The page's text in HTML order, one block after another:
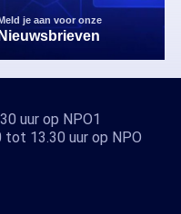
je aan voor onze
Nieuwsbrieven
uur op NPO1
tot 13.30 uur op NPO